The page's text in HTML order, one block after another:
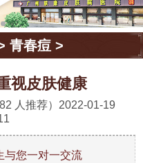
青春痘 >
视皮肤健康
人推荐） 2022-01-19
与您一对一交流